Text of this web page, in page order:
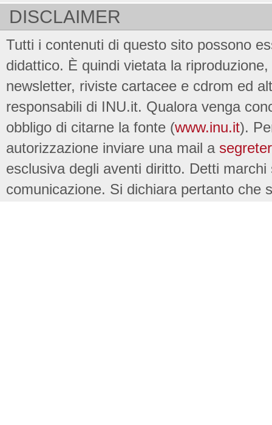
DISCLAIMER
Tutti i contenuti di questo sito possono
didattico. È quindi vietata la
newsletter, riviste cartacee e cdrom ed
responsabili di INU.it. Qualora venga
obbligo di citarne la fonte (www.inu.it).
autorizzazione inviare una mail a
esclusiva degli aventi diritto. Detti
comunicazione. Si dichiara pertanto che